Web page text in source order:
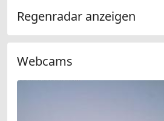
Regenradar anzeigen
Webcams